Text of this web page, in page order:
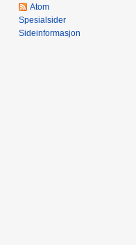
Atom
Spesialsider
Sideinformasjon